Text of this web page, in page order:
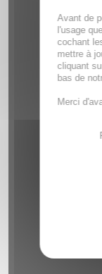
Avant de
l'usage
cochant
mettre à
cliquant
bas de
Merci